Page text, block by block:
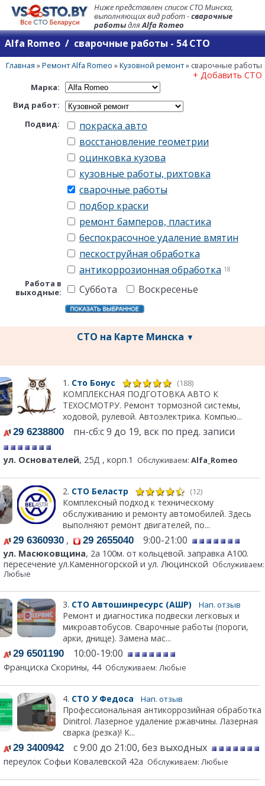
Ниже представлен список СТО Минска,
выполняющих вид работ -сварочные
работыдляAlfa Romeo
Alfa Romeo / сварочные работы - 54 СТО
Главная »Ремонт Alfa Romeo »Кузовной ремонт» сварочные работы
+ Добавить СТО
Марка:
Вид работ:
Подвид:
покраска авто
восстановление геометрии
оцинковка кузова
кузовные работы, рихтовка
сварочные работы
подбор краски
ремонт бамперов, пластика
беспокрасочное удаление вмятин
пескоструйная обработка
антикоррозионная обработка 18
Работа в
выходные:
Суббота Воскресенье
СТО на Карте Минска ▼
1. Сто Бонус (188)
КОМПЛЕКСНАЯ ПОДГОТОВКА АВТО К
ТЕХОСМОТРУ. Ремонт тормозной системы,
ходовой, рулевой. Автоэлектрика. Компью...
29 6238800 пн-сб:с 9 до 19, вск по пред. записи
ул. Основателей, 25Д , корп.1 Обслуживаем: Alfa_Romeo
2. СТО Беластр (12)
Комплексный подход к техническому
обслуживанию и ремонту автомобилей. Здесь
выполняют ремонт двигателей, по...
29 6360930 , 29 2655040 9:00-21:00
ул. Масюковщина, 2а 100м. от кольцевой. заправка А100.
пересечение ул.Каменногорской и ул. Люцинской Обслуживаем:
Любые
3. СТО Автошинресурс (АШР) Нап. отзыв
Ремонт и диагностика подвески легковых и
микроавтобусов. Сварочные работы (пороги,
арки, днище). Замена мас...
29 6501190 10:00-19:00
Франциска Скорины, 44 Обслуживаем: Любые
4. СТО У Федоса Нап. отзыв
Профессиональная антикоррозийная обработка
Dinitrol. Лазерное удаление ржавчины. Лазерная
сварка (резка)! К...
29 3400942 с 9:00 до 21:00, без выходных
переулок Софьи Ковалевской 42а Обслуживаем: Любые